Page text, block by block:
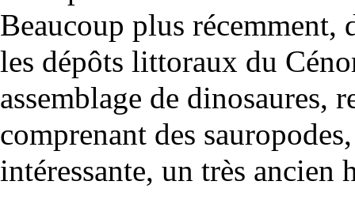
Beaucoup plus récemment,
les dépôts littoraux du
assemblage de dinosaures,
comprenant des
intéressante, un très ancien